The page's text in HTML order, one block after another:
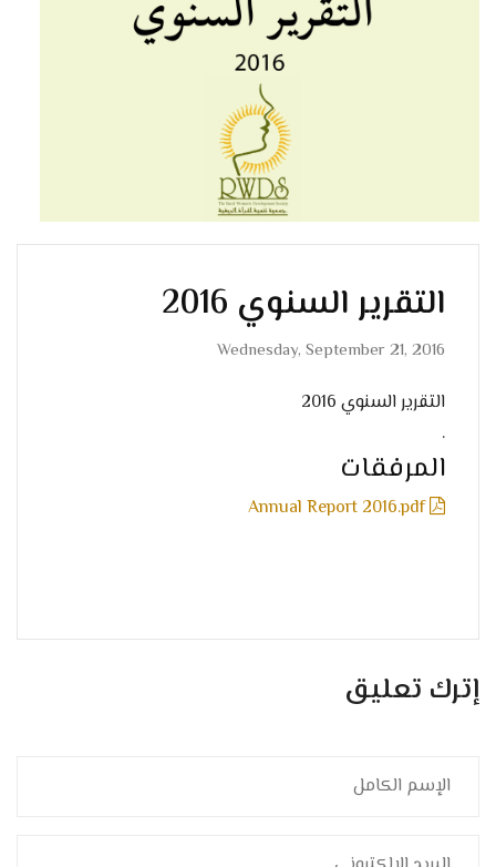
التقرير السنوي 2016
Wednesday, September 21, 2016
التقرير السنوي 2016
.
المرفقات
Annual Report 2016.pdf
إترك تعليق